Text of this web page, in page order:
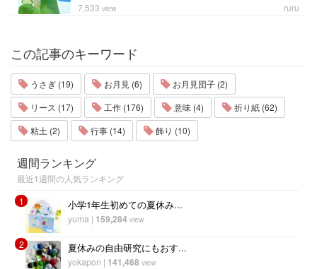
ruru
7,533 view
この記事のキーワード
うさぎ (19) お月見 (6)
お月見団子 (2)
リース (17)
工作 (176) 意味 (4)
折り紙 (62)
粘土 (2)
行事 (14) 飾り (10)
週間ランキング
最近1週間の人気ランキング
1
小学1年生初めての夏休み...
yuma | 159,284 view
2 夏休みの自由研究にもおす...
yokapon | 141,468 view